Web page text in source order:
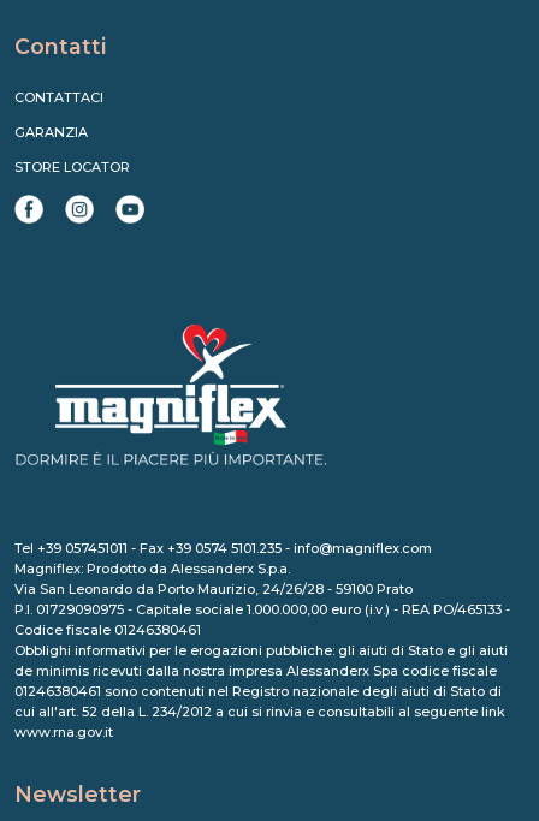
Contatti
CONTATTACI
GARANZIA
STORE LOCATOR
Tel +39 057451011 - Fax +39 0574 5101.235 - info@magniflex.com
Magniflex: Prodotto da Alessanderx S.p.a.
Via San Leonardo da Porto Maurizio, 24/26/28 - 59100 Prato
P.I. 01729090975 - Capitale sociale 1.000.000,00 euro (i.v.) - REA PO/465133 -
Codice fiscale 01246380461
Obblighi informativi per le erogazioni pubbliche: gli aiuti di Stato e gli aiuti
de minimis ricevuti dalla nostra impresa Alessanderx Spa codice fiscale
01246380461 sono contenuti nel Registro nazionale degli aiuti di Stato di
cui all'art. 52 della L. 234/2012 a cui si rinvia e consultabili al seguente link
www.rna.gov.it
Newsletter